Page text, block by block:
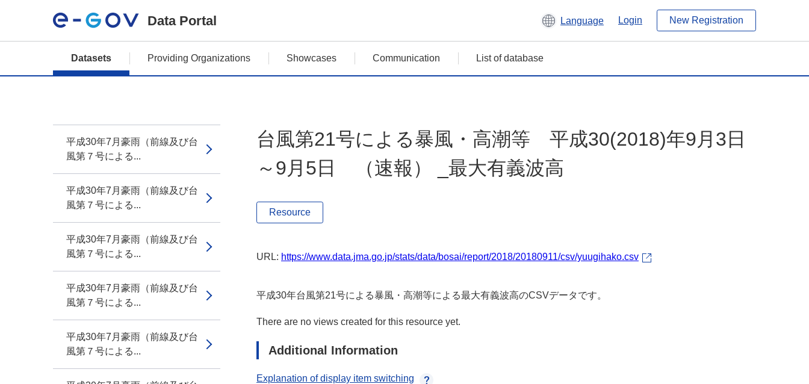
Data Portal Language Login New Registration
Datasets Providing Organizations Showcases Communication List of database
平成30年7月豪雨（前線及び台
風第７号による...
平成30年7月豪雨（前線及び台
風第７号による...
平成30年7月豪雨（前線及び台
風第７号による...
平成30年7月豪雨（前線及び台
風第７号による...
平成30年7月豪雨（前線及び台
風第７号による...
台風第21号による暴風・高潮等 平成30(2018)年9月3日
～9月5日 （速報） _最大有義波高
Resource
URL: https://www.data.jma.go.jp/stats/data/bosai/report/2018/20180911/csv/yuugihako.csv
平成30年台風第21号による暴風・高潮等による最大有義波高のCSVデータです。
There are no views created for this resource yet.
Additional Information
Explanation of display item switching